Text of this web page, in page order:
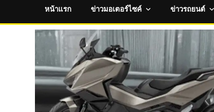
หน้าแรก ข่าวมอเตอร์ไซค์ ข่าวรถยนต์